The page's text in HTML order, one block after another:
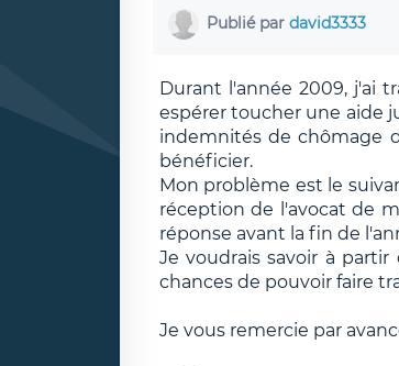
Publié par david3333
Durant l'année 2009, j'ai
espérer toucher une aide
indemnités de chômage
bénéficier.
Mon problème est le
réception de l'avocat de
réponse avant la fin de
Je voudrais savoir à
chances de pouvoir faire
Je vous remercie par